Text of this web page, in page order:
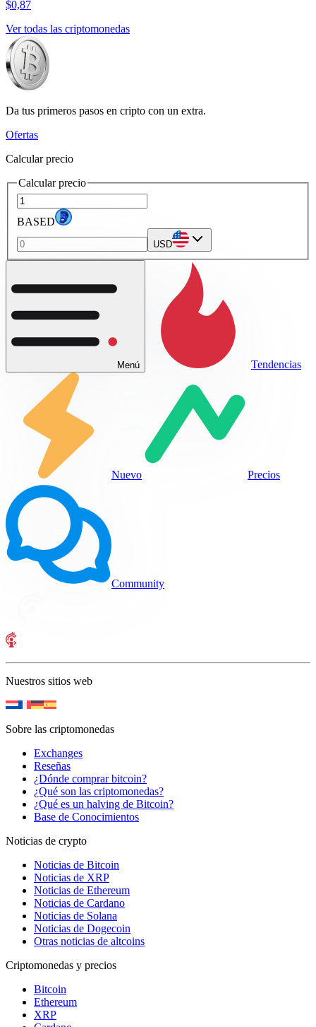
$0,87
Ver todas las criptomonedas
Da tus primeros pasos en cripto con un extra.
Ofertas
Calcular precio
Calcular precio
BASED
USD
Menú Tendencias
Nuevo Precios
Community
Nuestros sitios web
Sobre las criptomonedas
Exchanges
Reseñas
¿Dónde comprar bitcoin?
¿Qué son las criptomonedas?
¿Qué es un halving de Bitcoin?
Base de Conocimientos
Noticias de crypto
Noticias de Bitcoin
Noticias de XRP
Noticias de Ethereum
Noticias de Cardano
Noticias de Solana
Noticias de Dogecoin
Otras noticias de altcoins
Criptomonedas y precios
Bitcoin
Ethereum
XRP